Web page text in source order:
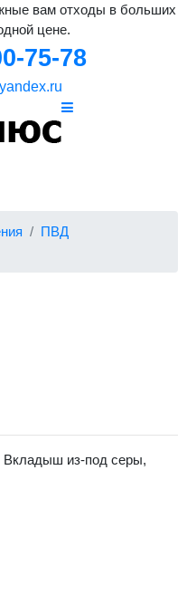
вам отходы в больших
цене.
75-78
ПВД
из-под серы,